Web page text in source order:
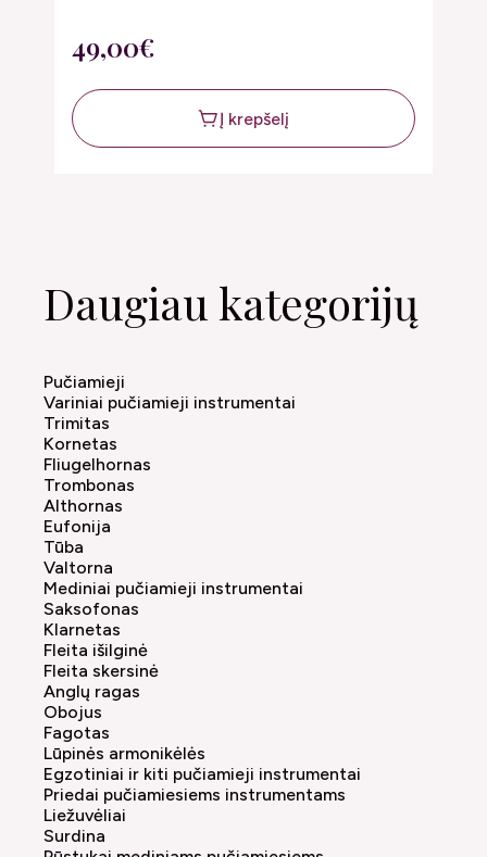
49,00€
Į krepšelį
Daugiau kategorijų
Pučiamieji
Variniai pučiamieji instrumentai
Trimitas
Kornetas
Fliugelhornas
Trombonas
Althornas
Eufonija
Tūba
Valtorna
Mediniai pučiamieji instrumentai
Saksofonas
Klarnetas
Fleita išilginė
Fleita skersinė
Anglų ragas
Obojus
Fagotas
Lūpinės armonikėlės
Egzotiniai ir kiti pučiamieji instrumentai
Priedai pučiamiesiems instrumentams
Liežuvėliai
Surdina